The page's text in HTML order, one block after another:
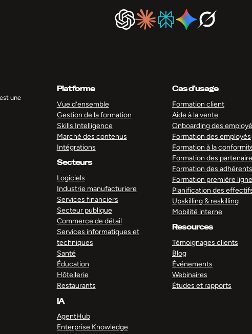
une
Platforme
Vue d’ensemble
Gestion de la formation
Skills Intelligence
Marché des contenus
Intégrations
Secteurs
Logiciels
Industrie manufacturiere
Services financiers
Secteur publique
Commerce de détail
Services informatiques et
techniques
Santé
Éducation
Hôtellerie
Restaurants
IA
AgentHub
Enterprise Knowledge
Cas d’usage
Formation client
Aide à la vente
Onboarding des
Formation des employés
Formation à la
Formation des
Formation des adhérents
Formation première ligne
Planification des
Upskilling & reskilling
Mobilité interne
Resources
Témoignages clients
Blog
Événements
Webinaires
Études et rapports